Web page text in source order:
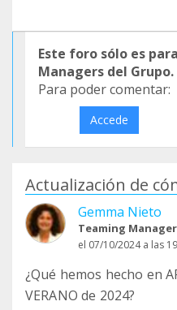
Este foro sólo es
Managers del Grupo.
Para poder comentar:
Accede
Actualización de
Gemma Nieto
Teaming Manager
el 07/10/2024 a las
¿Qué hemos hecho en
VERANO de 2024?